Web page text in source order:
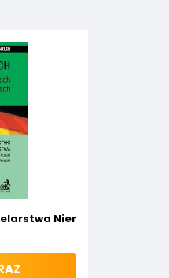
Niemiecko-Polski